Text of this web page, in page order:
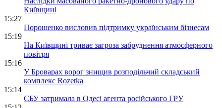
Київщині
15:27
Порошенко висловив підтримку українським бізнесам
15:19
На Київщині триває загроза забруднення атмосферного
повітря
15:16
У Броварах ворог знищив розподільчий складський
комплекс Rozetka
15:14
СБУ затримала в Одесі агента російського ГРУ